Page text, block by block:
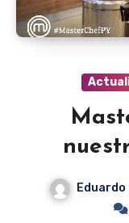
Eduardo